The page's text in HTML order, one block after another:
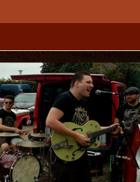
Rockabilly, Kustom